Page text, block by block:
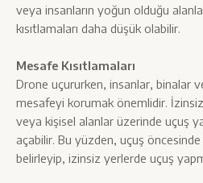
veya insanların yoğun olduğu
kısıtlamaları daha düşük olabilir.
Mesafe Kısıtlamaları
Drone uçururken, insanlar, binalar
mesafeyi korumak önemlidir.
veya kişisel alanlar üzerinde uçuş
açabilir. Bu yüzden, uçuş öncesinde
belirleyip, izinsiz yerlerde uçuş